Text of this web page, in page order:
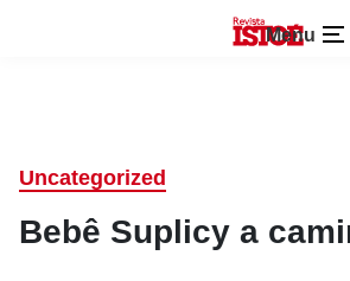
Menu
Uncategorized
Bebê Suplicy a